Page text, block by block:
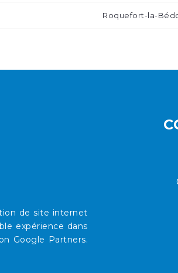
Roquefort-la-
de site internet
expérience dans
Google Partners.